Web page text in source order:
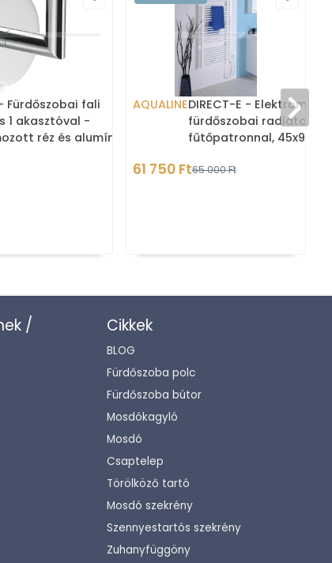
Fürdőszobai fali
1 akasztóval -
réz és alumínium
AQUALINEDIRECT-E - Elektromos
fürdőszobai radiátor
fűtőpatronnal,
61 750 Ft65 000 Ft
/
Cikkek
BLOG
Fürdőszoba polc
Fürdőszoba bútor
Mosdókagyló
Mosdó
Csaptelep
Törölköző tartó
Mosdó szekrény
Szennyestartós szekrény
Zuhanyfüggöny